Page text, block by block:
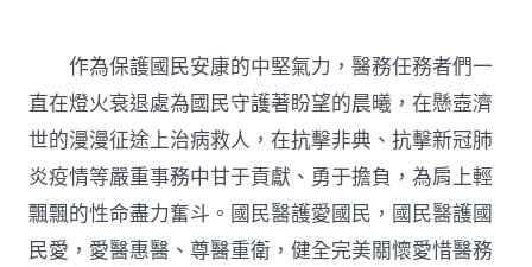
作為保護國民安康的中堅氣力，醫務任務者們一
直在燈火衰退處為國民守護著盼望的晨曦，在懸壺濟
世的漫漫征途上治病救人，在抗擊非典、抗擊新冠肺
炎疫情等嚴重事務中甘于貢獻、勇于擔負，為肩上輕
飄飄的性命盡力奮斗。國民醫護愛國民，國民醫護國
民愛，愛醫惠醫、尊醫重衛，健全完美關懷愛惜醫務